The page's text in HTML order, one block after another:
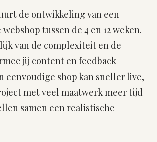
de ontwikkeling van een
tussen de 4 en 12 weken.
van de complexiteit en de
jij content en feedback
eenvoudige shop kan sneller live,
met veel maatwerk meer tijd
samen een realistische